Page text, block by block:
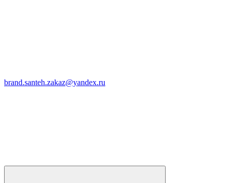
brand.santeh.zakaz@yandex.ru